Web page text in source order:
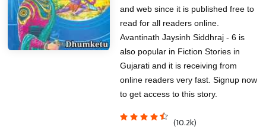
and web since it is published free to
read for all readers online.
Avantinath Jaysinh Siddhraj - 6 is
also popular in Fiction Stories in
Gujarati and it is receiving from
online readers very fast. Signup now
to get access to this story.
(10.2k)